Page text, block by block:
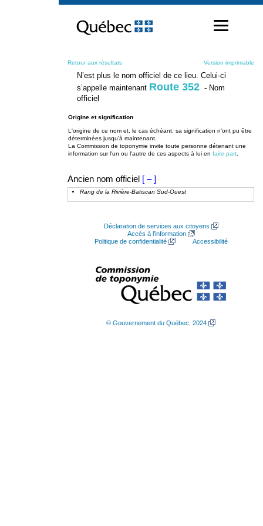
contenu
Retour aux résultats Version imprimable
N’est plus le nom officiel de ce lieu. Celui-ci
s’appelle maintenant Route 352 - Nom
officiel
Origine et signification
L'origine de ce nom et, le cas échéant, sa signification n’ont pu être
déterminées jusqu’à maintenant.
La Commission de toponymie invite toute personne détenant une
information sur l'un ou l'autre de ces aspects à lui en faire part
Ancien nom officiel [ – ]
Rang de la Rivière-Batiscan Sud-Ouest
Déclaration de services aux citoyens
Accès à l’information
Politique de confidentialité
Accessibilité
© Gouvernement du Québec, 2024